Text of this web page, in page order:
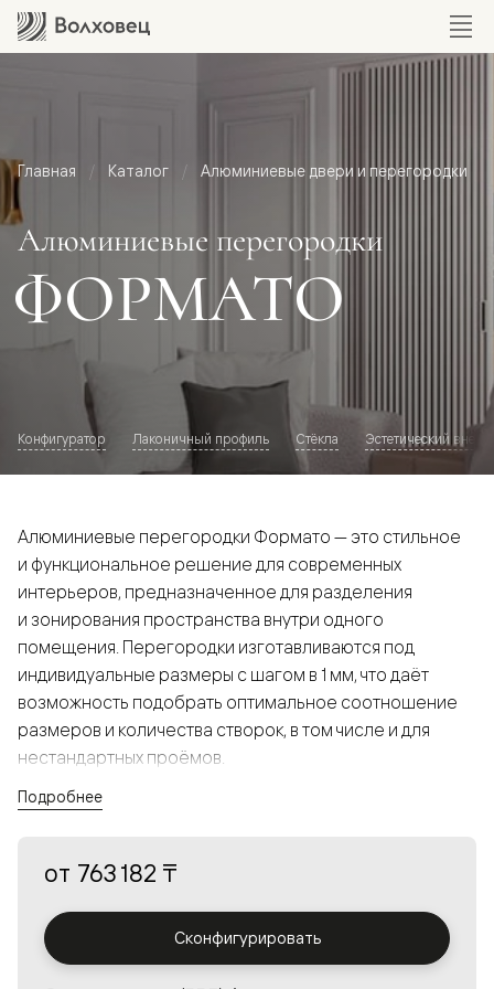
Главная Каталог Алюминиевые двери и перегородки
Алюминиевые перегородки
ФОРМАТО
Конфигуратор Лаконичный профиль Стёкла Эстетический
Алюминиевые перегородки Формато — это стильное
и функциональное решение для современных
интерьеров, предназначенное для разделения
и зонирования пространства внутри одного
помещения. Перегородки изготавливаются под
индивидуальные размеры с шагом в 1 мм, что даёт
возможность подобрать оптимальное соотношение
размеров и количества створок, в том числе и для
нестандартных проёмов.
а большой выбор вставок из стекла с различными
решения в интерьере и варьировать освещённость.
Подробнее
от 763 182 ₸
Сконфигурировать